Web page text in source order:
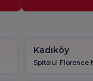
Kadıköy
Spitalul Florence